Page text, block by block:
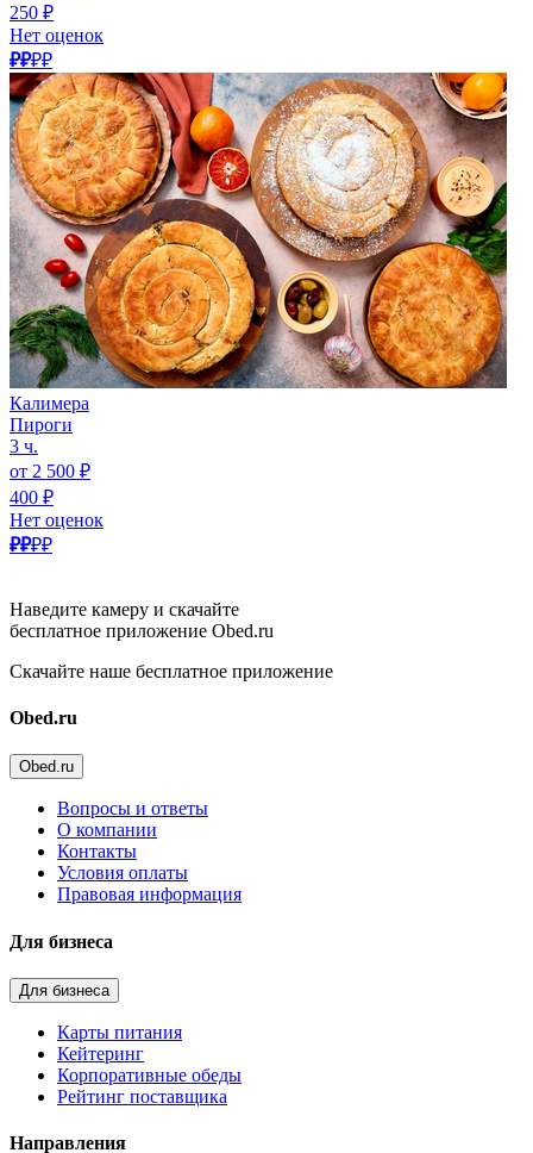
250 ₽
Нет оценок
₽₽₽₽
Калимера
Пироги
3 ч.
от 2 500 ₽
400 ₽
Нет оценок
₽₽₽₽
Наведите камеру и скачайте
бесплатное приложение Obed.ru
Скачайте наше бесплатное приложение
Obed.ru
Obed.ru
Вопросы и ответы
О компании
Контакты
Условия оплаты
Правовая информация
Для бизнеса
Для бизнеса
Карты питания
Кейтеринг
Корпоративные обеды
Рейтинг поставщика
Направления